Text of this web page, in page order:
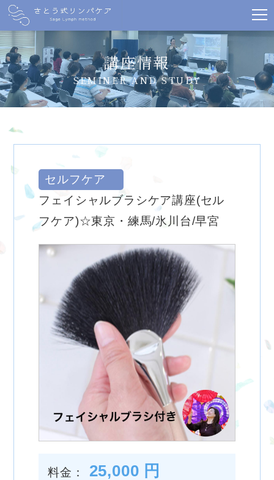
講座情報
SEMINER AND STUDY
セルフケア
フェイシャルブラシケア講座(セル
フケア)☆東京・練馬/氷川台/早宮
料金： 25,000 円